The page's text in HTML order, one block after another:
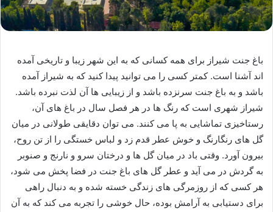
باغ جنت شیراز برای همه کسانی که به این شهر زیبا و تاریخی آمده
اند آشنا است. کمتر کسی را می توانید پیدا کنید که به شیراز آمده
باشد و به باغ جنت سرنزده باشد و از زیبایی ها آن لذت نبرده باشد.
شیراز شهری است که رنگ ها در هر فصل سال در باغ های آن،
رستاخیزی تماشایی به پا می کنند. می توان دقایقی طولانی در میان
گل های رنگارنگ و خوش عطر قدم زد و لباس خستگی را از تن روح،
بیرون آورد. وقتی باد در میان گل ها و درختان سرو و نارنج و صنوبر
به گردش در می آید و عطر گل های باغ جنت در فضا پخش می شود،
هر کسی که از روزمرگی های زندگی خسته شده و به دنبال راهی
برای دستیابی به آرامش بوده، حال خوشی را تجربه می کند که به آن